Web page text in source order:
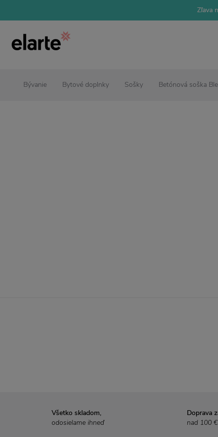
Zľava
Bývanie Bytové doplnky Sošky Betónová soška
Všetko skladom,
odosielame ihneď
Doprava
nad 100 €